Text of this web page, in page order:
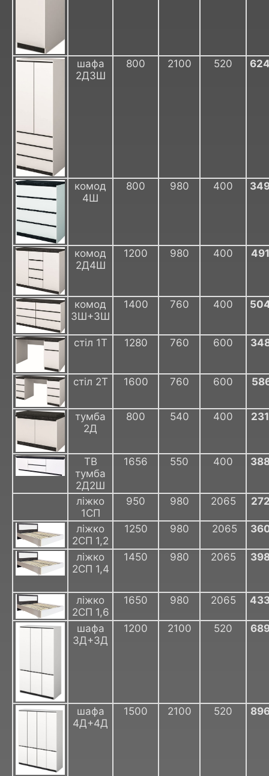
шафа
2Д3Ш
800 2100 520
комод
4Ш
800 980 400
комод
2Д4Ш
1200 980 400
комод
3Ш+3Ш
1400 760 400
стіл 1Т 1280 760 600
стіл 2Т 1600 760 600
тумба
2Д
800 540 400
ТВ
тумба
2Д2Ш
1656 550 400
ліжко
1СП
950 980 2065
ліжко
2СП 1,2
1250 980 2065
ліжко
2СП 1,4
1450 980 2065
ліжко
2СП 1,6
1650 980 2065
шафа
3Д+3Д
1200 2100 520
шафа
4Д+4Д
1500 2100 520